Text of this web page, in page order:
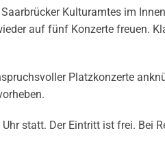
Kulturamtes im
auf fünf Konzerte freuen.
Platzkonzerte
statt. Der Eintritt ist frei. Bei